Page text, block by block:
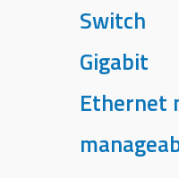
Switch
Gigabit
Ethernet